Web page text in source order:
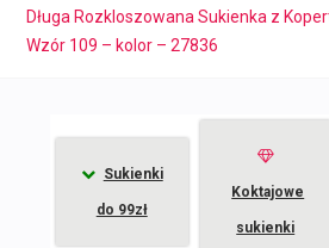
Długa Rozkloszowana Sukienka z
Wzór 109 – kolor – 27836
Sukienki
do 99zł
Koktajowe
sukienki